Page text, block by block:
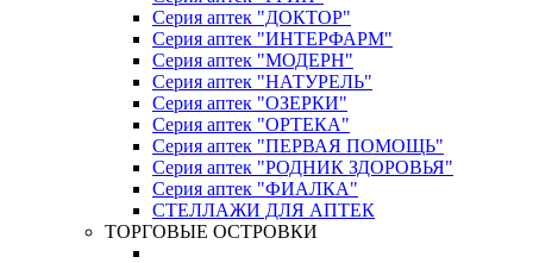
Серия аптек "ДОКТОР"
Серия аптек "ИНТЕРФАРМ"
Серия аптек "МОДЕРН"
Серия аптек "НАТУРЕЛЬ"
Серия аптек "ОЗЕРКИ"
Серия аптек "ОРТЕКА"
Серия аптек "ПЕРВАЯ ПОМОЩЬ"
Серия аптек "РОДНИК ЗДОРОВЬЯ"
Серия аптек "ФИАЛКА"
СТЕЛЛАЖИ ДЛЯ АПТЕК
ТОРГОВЫЕ ОСТРОВКИ